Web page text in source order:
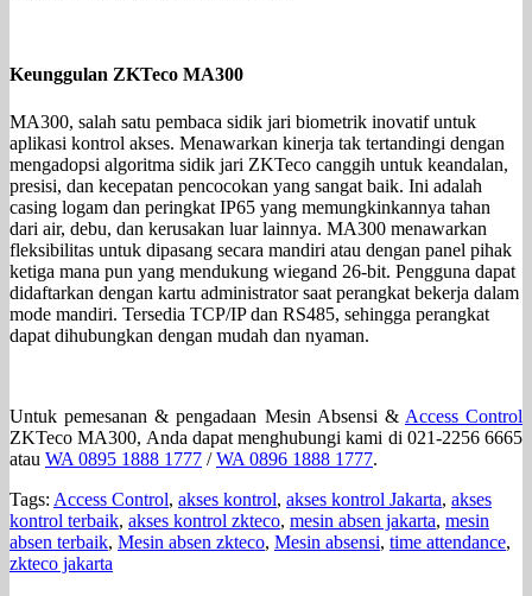
Keunggulan ZKTeco MA300
MA300, salah satu pembaca sidik jari biometrik inovatif untuk
aplikasi kontrol akses. Menawarkan kinerja tak tertandingi dengan
mengadopsi algoritma sidik jari ZKTeco canggih untuk keandalan,
presisi, dan kecepatan pencocokan yang sangat baik. Ini adalah
casing logam dan peringkat IP65 yang memungkinkannya tahan
dari air, debu, dan kerusakan luar lainnya. MA300 menawarkan
fleksibilitas untuk dipasang secara mandiri atau dengan panel pihak
ketiga mana pun yang mendukung wiegand 26-bit. Pengguna dapat
didaftarkan dengan kartu administrator saat perangkat bekerja dalam
mode mandiri. Tersedia TCP/IP dan RS485, sehingga perangkat
dapat dihubungkan dengan mudah dan nyaman.
Untuk pemesanan & pengadaan Mesin Absensi & Access Control
ZKTeco MA300, Anda dapat menghubungi kami di 021-2256 6665
atau WA 0895 1888 1777 /WA 0896 1888 1777.
Tags: Access Control, akses kontrol, akses kontrol Jakarta, akses
kontrol terbaik, akses kontrol zkteco, mesin absen jakarta, mesin
absen terbaik, Mesin absen zkteco, Mesin absensi, time attendance,
zkteco jakarta